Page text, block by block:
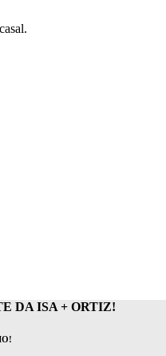
DA ISA + ORTIZ!